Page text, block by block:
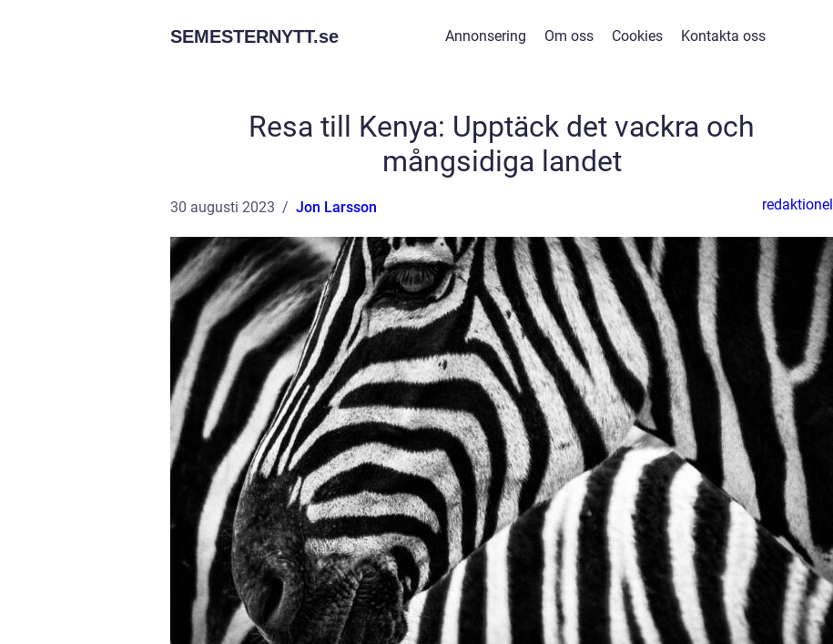
SEMESTERNYTT.se Annonsering Om oss Cookies Kontakta oss
Resa till Kenya: Upptäck det vackra och
mångsidiga landet
30 augusti 2023 Jon Larsson redaktionel